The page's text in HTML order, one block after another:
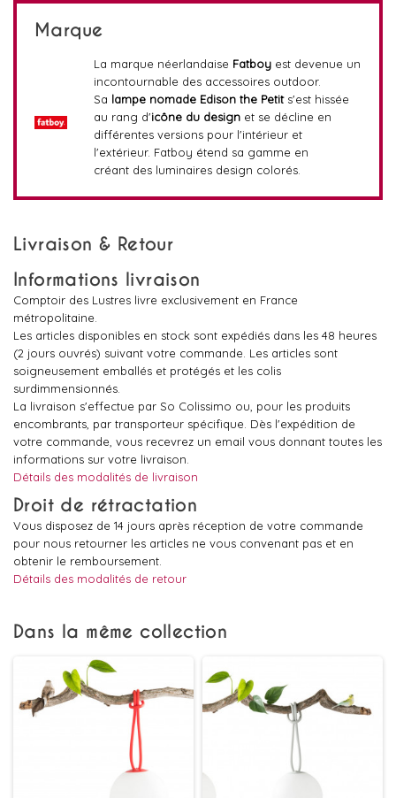
Marque
La marque néerlandaise Fatboyest devenue un
incontournable des accessoires outdoor.
Sa lampe nomade Edison the Petits'est hissée
au rang d'icône du designet se décline en
différentes versions pour l'intérieur et
l'extérieur. Fatboy étend sa gamme en
créant des luminaires design colorés.
Livraison & Retour
Informations livraison
Comptoir des Lustres livre exclusivement en France
métropolitaine.
Les articles disponibles en stock sont expédiés dans les 48 heures
(2 jours ouvrés) suivant votre commande. Les articles sont
soigneusement emballés et protégés et les colis
surdimmensionnés.
La livraison s'effectue par So Colissimo ou, pour les produits
encombrants, par transporteur spécifique. Dès l'expédition de
votre commande, vous recevrez un email vous donnant toutes les
informations sur votre livraison.
Détails des modalités de livraison
Droit de rétractation
Vous disposez de 14 jours après réception de votre commande
pour nous retourner les articles ne vous convenant pas et en
obtenir le remboursement.
Détails des modalités de retour
Dans la même collection